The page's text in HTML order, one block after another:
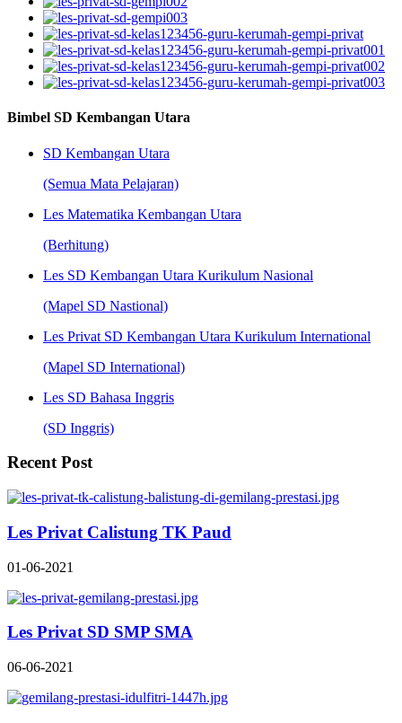
Bimbel SD Kembangan Utara
SD Kembangan Utara
(Semua Mata Pelajaran)
Les Matematika Kembangan Utara
(Berhitung)
Les SD Kembangan Utara Kurikulum Nasional
(Mapel SD Nastional)
Les Privat SD Kembangan Utara Kurikulum International
(Mapel SD International)
Les SD Bahasa Inggris
(SD Inggris)
Recent Post
Les Privat Calistung TK Paud
01-06-2021
Les Privat SD SMP SMA
06-06-2021